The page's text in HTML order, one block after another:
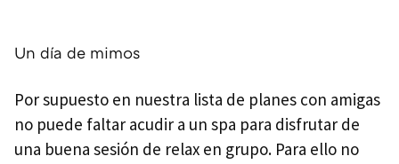
Un día de mimos
Por supuesto en nuestra lista de planes con amigas
no puede faltar acudir a un spa para disfrutar de
una buena sesión de relax en grupo. Para ello no